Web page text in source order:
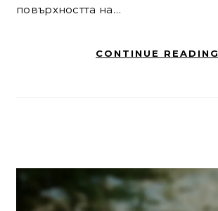
повърхността на…
CONTINUE READING